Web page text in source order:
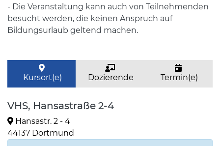
- Die Veranstaltung kann auch von Teilnehmenden
besucht werden, die keinen Anspruch auf
Bildungsurlaub geltend machen.
Kursort(e) Dozierende Termin(e)
VHS, Hansastraße 2-4
Hansastr. 2 - 4
44137 Dortmund